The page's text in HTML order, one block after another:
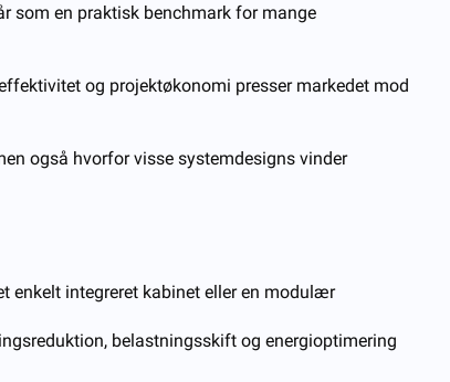
som en praktisk benchmark for mange
og projektøkonomi presser markedet mod
også hvorfor visse systemdesigns vinder
enkelt integreret kabinet eller en modulær
belastningsskift og energioptimering